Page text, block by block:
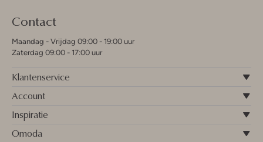
Contact
Maandag - Vrijdag 09:00 - 19:00 uur
Zaterdag 09:00 - 17:00 uur
Klantenservice
Account
Inspiratie
Omoda